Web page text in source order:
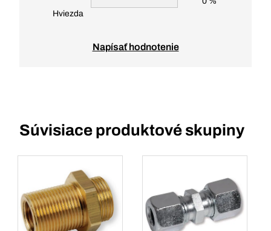
Hviezda
Napísať hodnotenie
Súvisiace produktové skupiny